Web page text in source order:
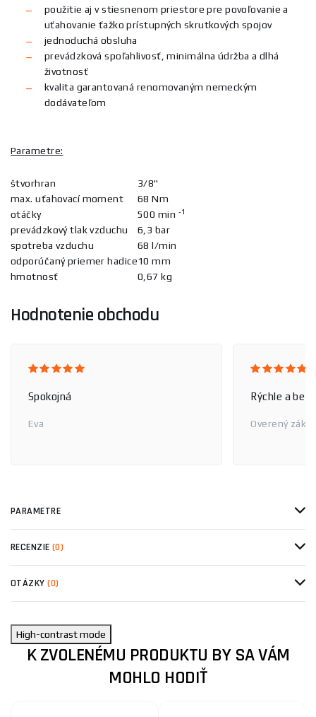
použitie aj v stiesnenom priestore pre povoľovanie a
uťahovanie ťažko prístupných skrutkových spojov
jednoduchá obsluha
prevádzková spoľahlivosť, minimálna údržba a dlhá
životnosť
kvalita garantovaná renomovaným nemeckým
dodávateľom
Parametre:
štvorhran
max. uťahovací moment
otáčky
prevádzkový tlak vzduchu
spotreba vzduchu
odporúčaný priemer hadice
hmotnosť
3/8"
68 Nm
500 min -1
6,3 bar
68 l/min
10 mm
0,67 kg
Hodnotenie obchodu
Spokojná
Eva
Rýchle a
Overený
PARAMETRE
RECENZIE (0)
OTÁZKY(0)
High-contrast mode
K ZVOLENÉMU PRODUKTU BY SA VÁM
MOHLO HODIŤ